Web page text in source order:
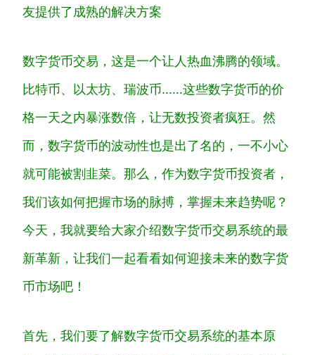
友提供了成熟的解决方案
数字货币交易，这是一个让人热血沸腾的领域。
比特币、以太坊、瑞波币……这些数字货币的价
格一天之内暴涨数倍，让无数投资者疯狂。然
而，数字货币的波动性也是出了名的，一不小心
就可能被割韭菜。那么，作为数字货币投资者，
我们该如何把握市场的脉搏，掌握未来趋势呢？
今天，我就要给大家介绍数字货币交易系统的最
新革新，让我们一起看看如何迎接未来的数字货
币市场吧！
首先，我们要了解数字货币交易系统的基本原